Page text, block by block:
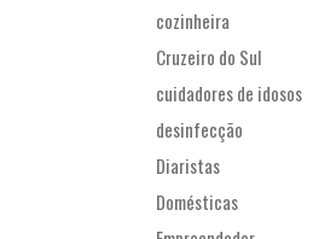
cozinheira
Cruzeiro do Sul
cuidadores de idosos
desinfecção
Diaristas
Domésticas